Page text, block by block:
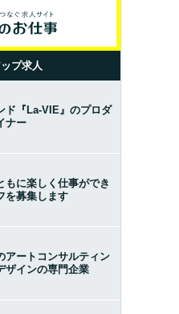
プ求人
ド『La-VIE』のプロダ
ナー
もに楽しく仕事ができ
を募集します
アートコンサルティン
ザインの専門企業